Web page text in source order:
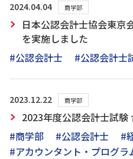
2024.04.04 商学部
日本公認会計士協会東京
を実施しました
#公認会計士
#公認会計士
2023.12.22 商学部
2023年度公認会計士試験
#商学部
#公認会計士
#
#アカウンタント・プログラ